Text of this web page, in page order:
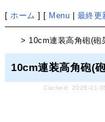
[ホーム ] [ Menu 最終更
> 10cm連装高角砲(砲
10cm連装高角砲(
Cached: 2026-01-